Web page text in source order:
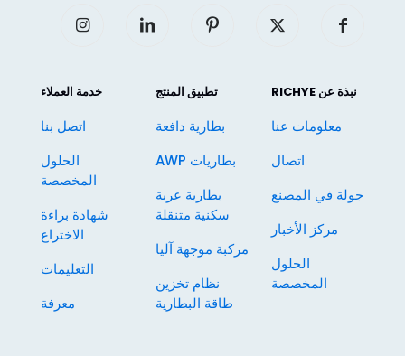
نبذة عن RICHYE
معلومات عنا
اتصال
جولة في المصنع
مركز الأخبار
الحلول
المخصصة
تطبيق المنتج
بطارية دافعة
بطاريات AWP
بطارية عربة
سكنية متنقلة
مركبة موجهة آليا
نظام تخزين
طاقة البطارية
خدمة العملاء
اتصل بنا
الحلول
المخصصة
شهادة براءة
الاختراع
التعليمات
معرفة